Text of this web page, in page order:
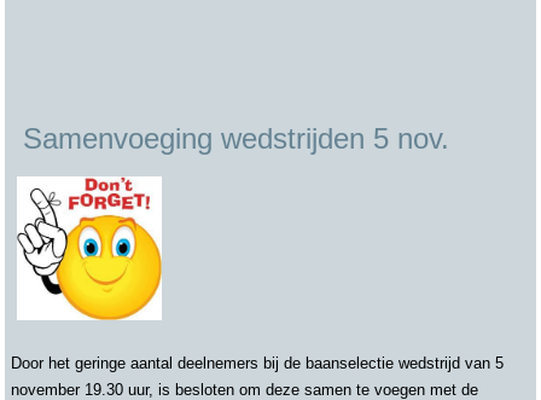
Samenvoeging wedstrijden 5 nov.
Door het geringe aantal deelnemers bij de baanselectie wedstrijd van 5
november 19.30 uur, is besloten om deze samen te voegen met de